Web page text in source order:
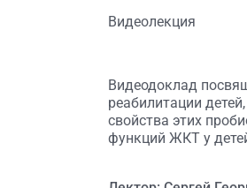
Видеолекция
Видеодоклад
реабилитации
свойства этих
функций ЖКТ у